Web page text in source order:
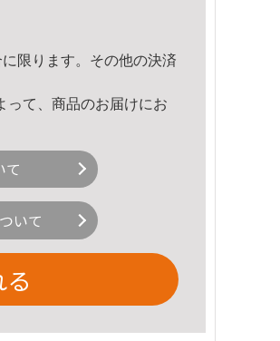
限ります。その他の決済
て、商品のお届けにお
て
いて